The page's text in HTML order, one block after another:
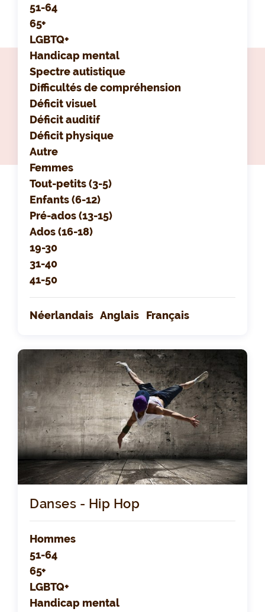
51-64
65+
LGBTQ+
Handicap mental
Spectre autistique
Difficultés de compréhension
Déficit visuel
Déficit auditif
Déficit physique
Autre
Femmes
Tout-petits (3-5)
Enfants (6-12)
Pré-ados (13-15)
Ados (16-18)
19-30
31-40
41-50
Néerlandais Anglais Français
Danses - Hip Hop
Hommes
51-64
65+
LGBTQ+
Handicap mental